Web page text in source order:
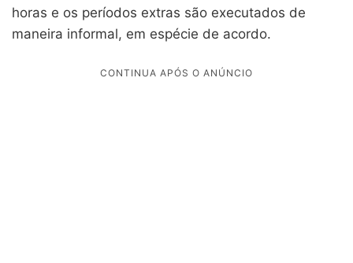
horas e os períodos extras são executados de
maneira informal, em espécie de acordo.